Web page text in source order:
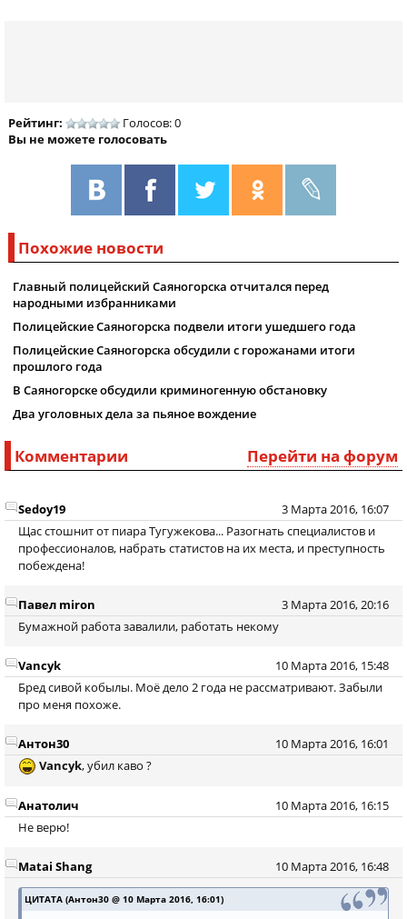
Рейтинг:
Голосов: 0
Вы не можете голосовать
Похожие новости
Главный полицейский Саяногорска отчитался перед
народными избранниками
Полицейские Саяногорска подвели итоги ушедшего года
Полицейские Саяногорска обсудили с горожанами итоги
прошлого года
В Саяногорске обсудили криминогенную обстановку
Два уголовных дела за пьяное вождение
Перейти на форум
Комментарии
3 Марта 2016, 16:07
Sedoy19
Щас стошнит от пиара Тугужекова... Разогнать специалистов и
профессионалов, набрать статистов на их места, и преступность
побеждена!
3 Марта 2016, 20:16
Павел miron
Бумажной работа завалили, работать некому
10 Марта 2016, 15:48
Vancyk
Бред сивой кобылы. Моё дело 2 года не рассматривают. Забыли
про меня похоже.
10 Марта 2016, 16:01
Антон30
Vancyk, убил каво ?
10 Марта 2016, 16:15
Анатолич
Не верю!
10 Марта 2016, 16:48
Matai Shang
ЦИТАТА (Антон30 @ 10 Марта 2016, 16:01)